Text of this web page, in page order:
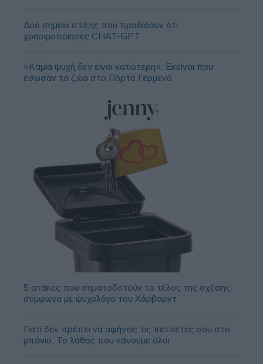
Δύο σημείο στίξης που προδίδουν ότι
χρησιμοποίησες CHAT-GPT
«Καμία ψυχή δεν είναι κατώτερη»: Εκείνοι που
έσωσαν τα ζώα στο Πόρτο Γερμενό
5 ατάκες που σηματοδοτούν το τέλος της σχέσης,
σύμφωνα με ψυχολόγο του Χάρβαρντ
Γιατί δεν πρέπει να αφήνεις τις πετσέτες σου στο
μπάνιο; Το λάθος που κάνουμε όλοι